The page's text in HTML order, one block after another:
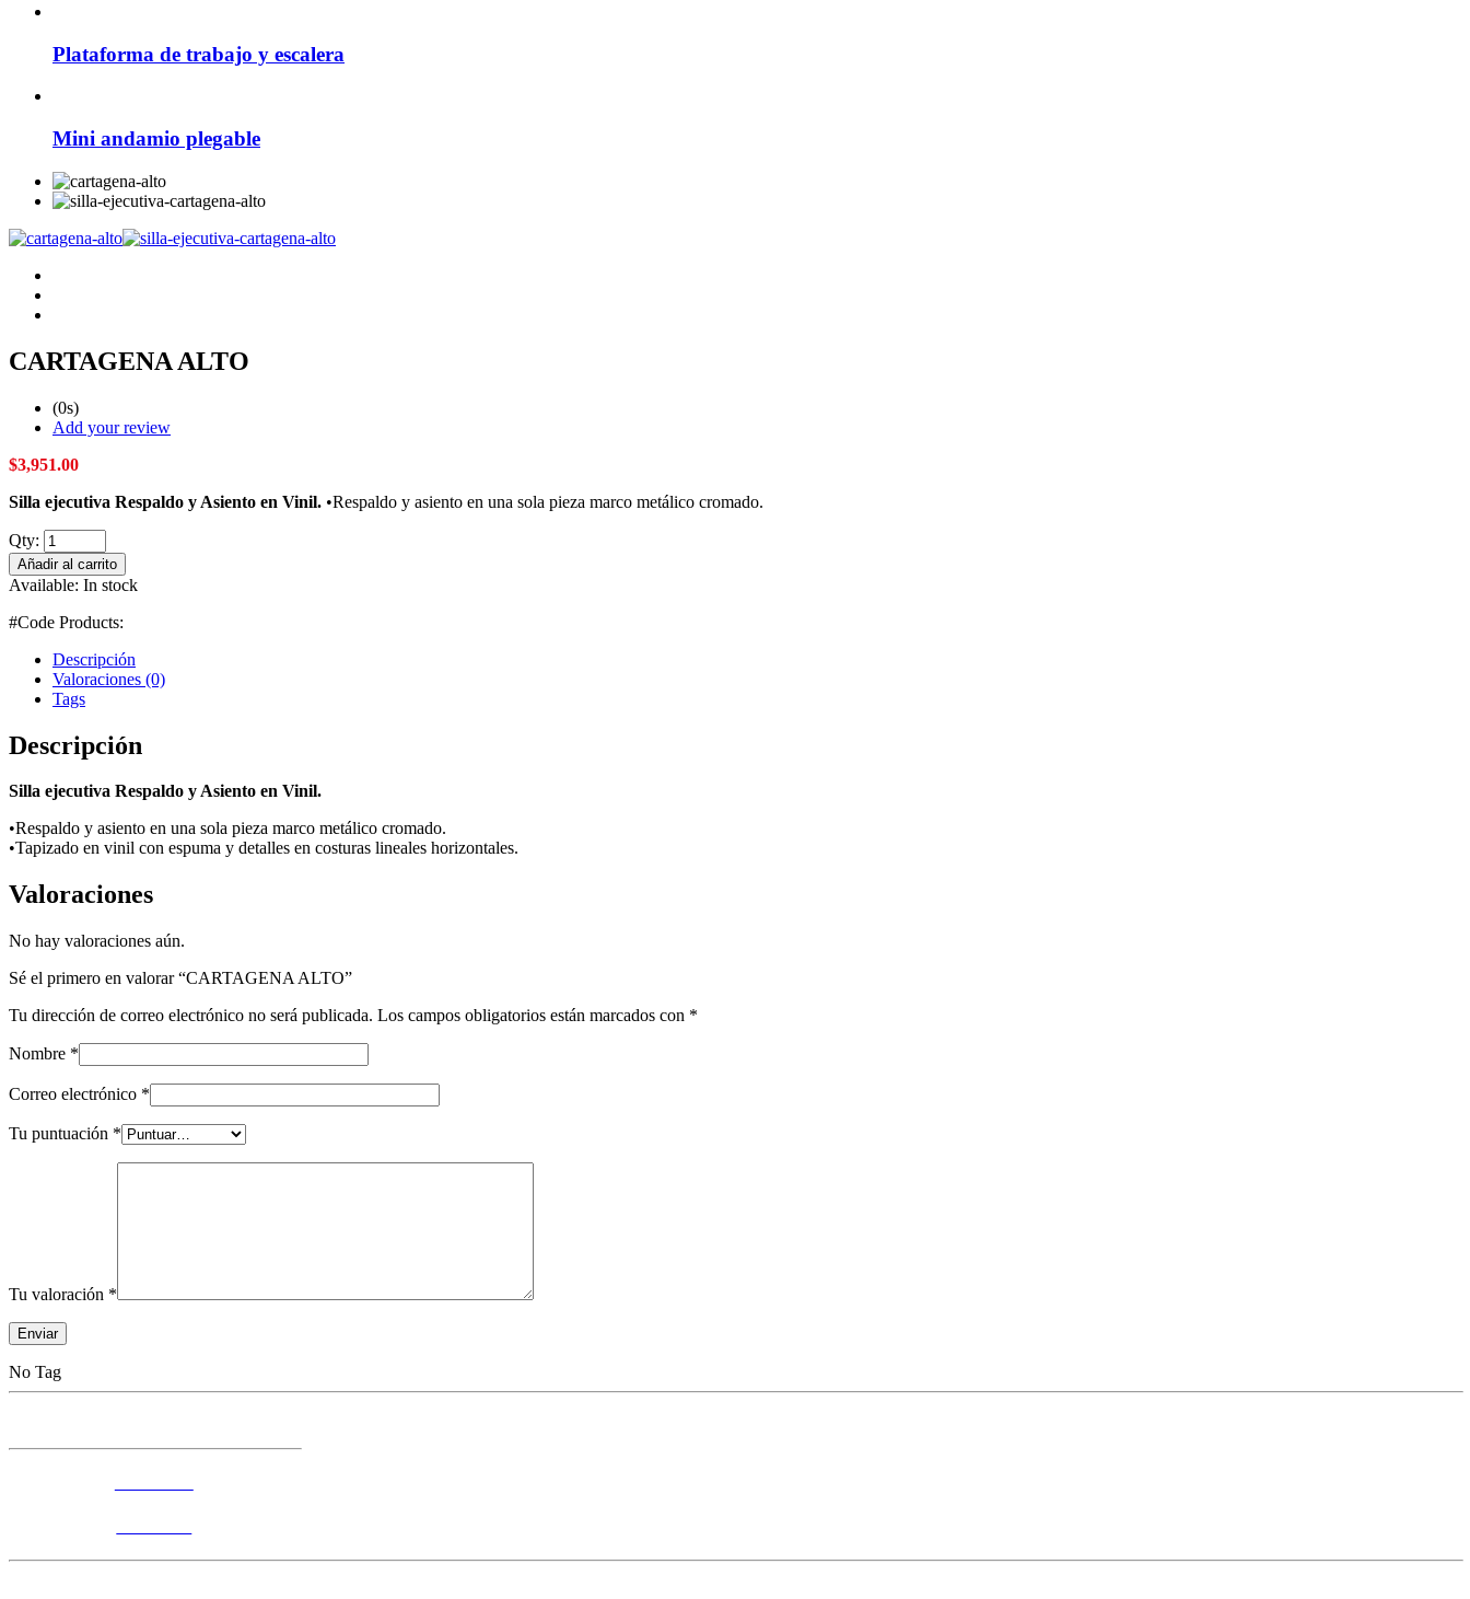
Plataforma de trabajo y escalera
Mini andamio plegable
CARTAGENA ALTO
(0s)
Add your review
$3,951.00
Silla ejecutiva Respaldo y Asiento en Vinil. •Respaldo y asiento en una sola pieza marco metálico cromado.
Qty:
Añadir al carrito
Available: In stock
#Code Products:
Descripción
Valoraciones (0)
Tags
Descripción
Silla ejecutiva Respaldo y Asiento en Vinil.
•Respaldo y asiento en una sola pieza marco metálico cromado.
•Tapizado en vinil con espuma y detalles en costuras lineales horizontales.
Valoraciones
No hay valoraciones aún.
Sé el primero en valorar “CARTAGENA ALTO”
Tu dirección de correo electrónico no será publicada. Los campos obligatorios están marcados con *
Nombre *
Correo electrónico *
Tu puntuación *
Tu valoración *
No Tag